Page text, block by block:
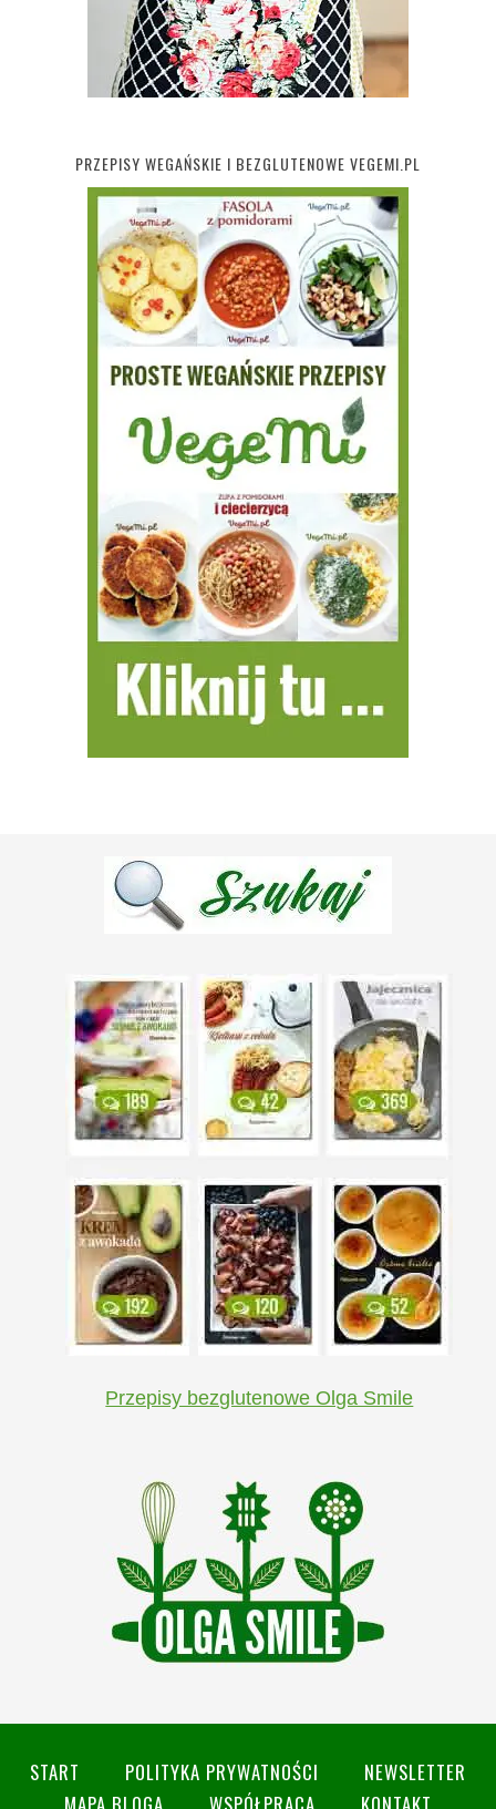
PRZEPISY WEGAŃSKIE I BEZGLUTENOWE VEGEMI.PL
Przepisy bezglutenowe Olga Smile
START POLITYKA PRYWATNOŚCI
NEWSLETTER